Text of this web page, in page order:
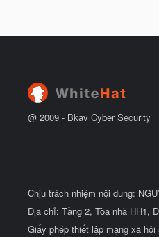
@ 2009 - Bkav Cyber Security
Chịu trách nhiệm nội dung:
Địa chỉ: Tầng 2, Tòa nhà HH1,
Giấy phép thiết lập mạng xã